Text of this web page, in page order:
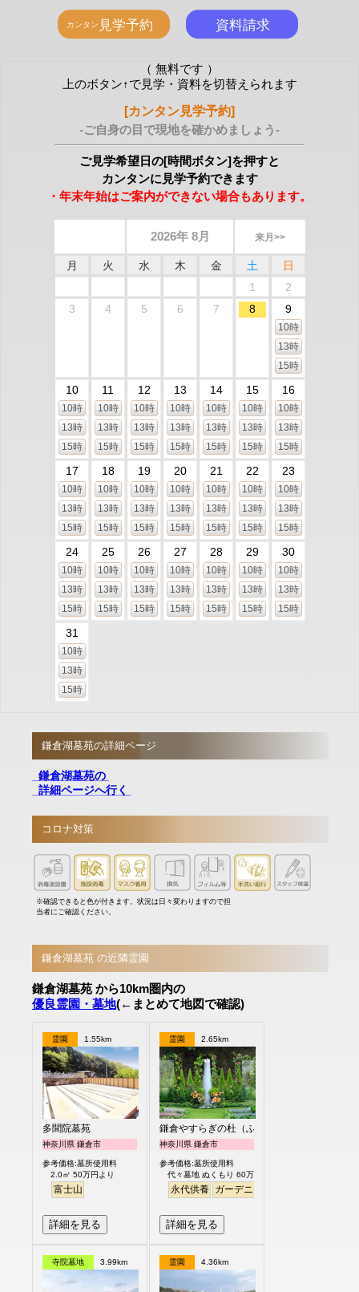
（ 無料です ）
上のボタン↑で見学・資料を切替えられます
[カンタン見学予約]
-ご自身の目で現地を確かめましょう-
ご見学希望日の[時間ボタン]を押すと
カンタンに見学予約できます
・年末年始はご案内ができない場合もあります。
2026年 8月 来月>>
月 火 水 木 金 土
日
1
2
3
4 5 6 7 8 9
10時
13時
15時
10
10時
13時
15時
11
10時
13時
15時
12
10時
13時
15時
13
10時
13時
15時
14
10時
13時
15時
15
10時
13時
15時
16
10時
13時
15時
17
10時
13時
15時
18
10時
13時
15時
19
10時
13時
15時
20
10時
13時
15時
21
10時
13時
15時
22
10時
13時
15時
23
10時
13時
15時
24
10時
13時
15時
25
10時
13時
15時
26
10時
13時
15時
27
10時
13時
15時
28
10時
13時
15時
29
10時
13時
15時
30
10時
13時
15時
31
10時
13時
15時
鎌倉湖墓苑の詳細ページ
鎌倉湖墓苑の
詳細ページへ行く
コロナ対策
※確認できると色が付きます。状況は日々変わりますので担
当者にご確認ください。
鎌倉湖墓苑 の近隣霊園
鎌倉湖墓苑 から10km圏内の
優良霊園・墓地(←まとめて地図で確認)
霊園 1.55km
多聞院墓苑
神奈川県 鎌倉市
参考価格:墓所使用料
2.0㎡ 50万円より
富士山
詳細を見る
霊園 2.65km
鎌倉やすらぎの杜（ふれあいの碑）
神奈川県 鎌倉市
参考価格:墓所使用料
代々墓地 ぬくもり 60万円より
永代供養 ガーデニング
詳細を見る
寺院墓地 3.99km 霊園 4.36km